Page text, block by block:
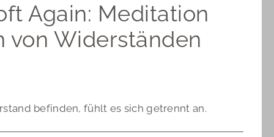
Again: Meditation
von Widerständen
befinden, fühlt es sich getrennt an.